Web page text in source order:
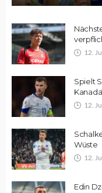
12.
Spielt
12.
Wüste
12.
Edin